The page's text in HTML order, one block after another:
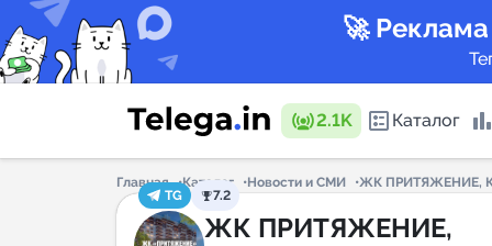
🚀
2.1K Каталог
Каталог
Главная Каталог Новости и СМИ
ЖК ПРИТЯЖЕНИЕ,
TG
7.2
ЖК ПРИТЯЖЕНИЕ,